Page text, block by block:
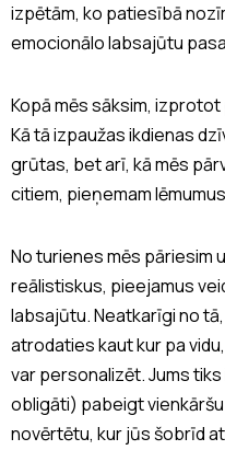
izpētām, ko patiesībā
emocionālo labsajūtu
Kopā mēs sāksim,
Kā tā izpaužas ikdienas
grūtas, bet arī, kā mēs
citiem, pieņemam
No turienes mēs pāriesim
reālistiskus, pieejamus
labsajūtu. Neatkarīgi no
atrodaties kaut kur pa
var personalizēt. Jums
obligāti) pabeigt
novērtētu, kur jūs šobrīd